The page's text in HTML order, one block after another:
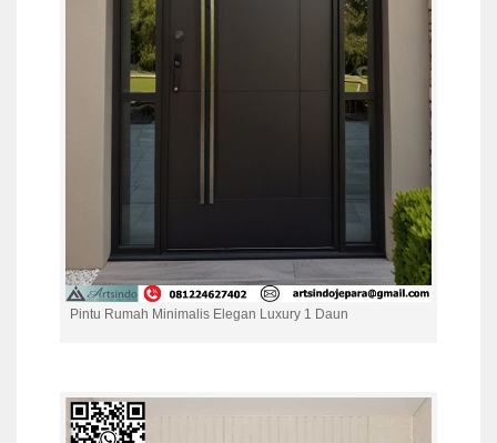
Pintu Rumah Minimalis Elegan Luxury 1 Daun